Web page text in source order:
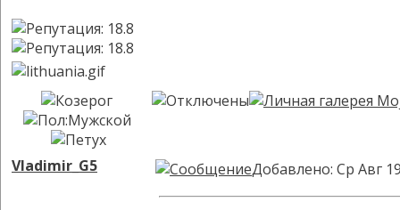
Vladimir_G5 Добавлено: Ср Авг